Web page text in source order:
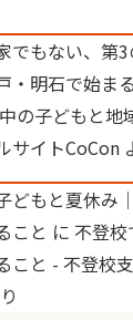
でもない、第
・明石で始ま
の子どもと地
サイトCoCon
どもと夏休み
こと に 不登
こと - 不登校